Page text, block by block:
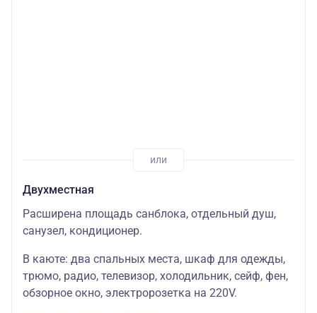
Двухместная
Расширена площадь санблока, отдельный душ,
санузел, кондиционер.
В каюте: два спальных места, шкаф для одежды,
трюмо, радио, телевизор, холодильник, сейф, фен,
обзорное окно, электророзетка на 220V.